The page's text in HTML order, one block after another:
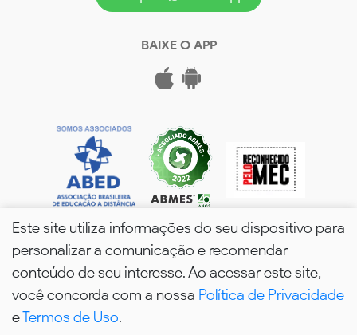
BAIXE O APP
wPós - 2026. Todos os Direitos Reservados.
Este site utiliza informações do seu dispositivo para
personalizar a comunicação e recomendar
conteúdo de seu interesse. Ao acessar este site,
você concorda com a nossa Política de Privacidade
eTermos de Uso.